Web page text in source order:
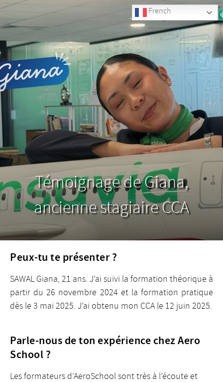
Témoignage de Giana,
ancienne stagiaire CCA
Peux-tu te présenter ?
SAWAL Giana, 21 ans. J’ai suivi la formation théorique à
partir du 26 novembre 2024 et la formation pratique
dès le 3 mai 2025. J’ai obtenu mon CCA le 12 juin 2025.
Parle-nous de ton expérience chez Aero
School ?
Les formateurs d’AeroSchool sont très à l’écoute et
French